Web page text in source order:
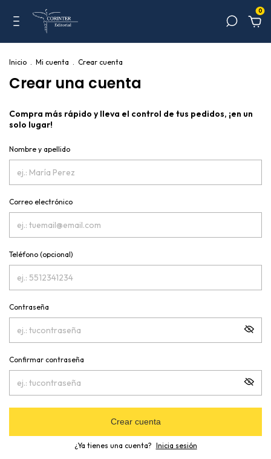
0
Inicio . Mi cuenta . Crear cuenta
Crear una cuenta
Compra más rápido y lleva el control de tus pedidos, ¡en un
solo lugar!
Nombre y apellido
Correo electrónico
Teléfono (opcional)
Contraseña
Confirmar contraseña
Crear cuenta
¿Ya tienes una cuenta? Inicia sesión